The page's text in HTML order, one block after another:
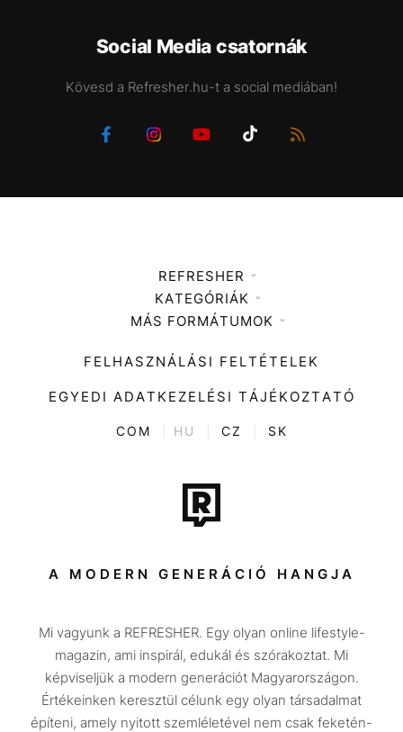
Social Media csatornák
Kövesd a Refresher.hu-t a social mediában!
REFRESHER
Médiaajánlat
KATEGÓRIÁK
Zene
Divat
Kultúra
ENTR
Tech-Tudomány
Sport
Társadalom
Utazás
Életmód
Design
MÁS FORMÁTUMOK
FELHASZNÁLÁSI FELTÉTELEK
EGYEDI ADATKEZELÉSI TÁJÉKOZTATÓ
COM HU CZ SK
A MODERN GENERÁCIÓ HANGJA
Mi vagyunk a REFRESHER. Egy olyan online lifestyle-
magazin, ami inspirál, edukál és szórakoztat. Mi
képviseljük a modern generációt Magyarországon.
Értékeinken keresztül célunk egy olyan társadalmat
építeni, amely nyitott szemléletével nem csak feketén-